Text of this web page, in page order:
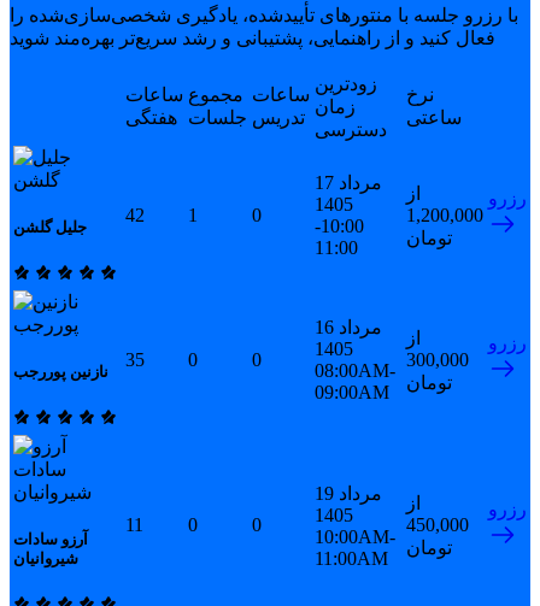
با رزرو جلسه با منتورهای تأییدشده، یادگیری شخصی‌سازی‌شده را
فعال کنید و از راهنمایی، پشتیبانی و رشد سریع‌تر بهره‌مند شوید
ساعات
هفتگی
مجموع
جلسات
ساعات
تدریس
زودترین
زمان
دسترسی
نرخ
ساعتی
جلیل گلشن
42 1 0
17 مرداد
1405
10:00-
11:00
از
1,200,000
تومان
رزرو
نازنین پوررجب
35 0 0
16 مرداد
1405
08:00AM-
09:00AM
از
300,000
تومان
رزرو
آرزو سادات
شیروانیان
11 0 0
19 مرداد
1405
10:00AM-
11:00AM
از
450,000
تومان
رزرو